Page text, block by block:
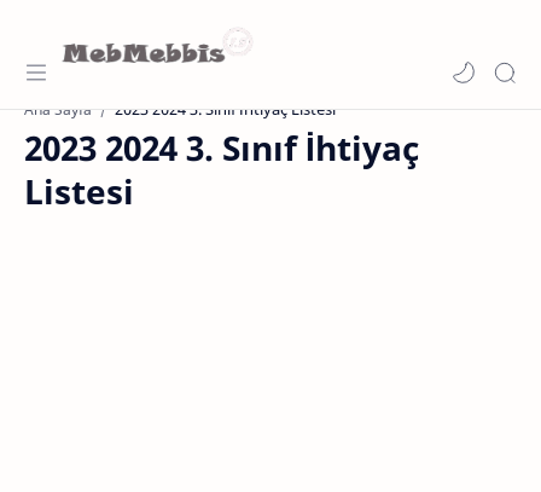
Ana Sayfa 2023 2024 3. Sınıf İhtiyaç Listesi
2023 2024 3. Sınıf İhtiyaç
Listesi